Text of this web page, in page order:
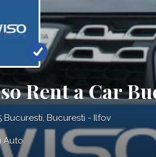
Rent a Car
Bucuresti, Bucuresti - Ilfov
Auto